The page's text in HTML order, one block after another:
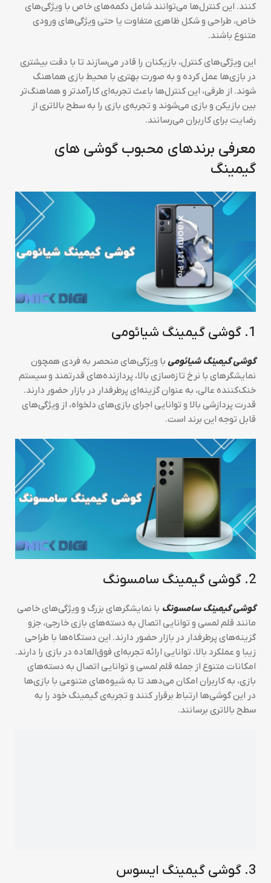
کنند. این کنترل‌ها می‌توانند شامل دکمه‌های خاص با ویژگی‌های
خاص، طراحی و شکل ظاهری متفاوت یا حتی ویژگی‌های ورودی
متنوع باشند.
این ویژگی‌های کنترل، بازیکنان را قادر می‌سازند تا با دقت بیشتری
در بازی‌ها عمل کرده و به صورت بهتری با محیط بازی هماهنگ
شوند. از طرفی، این کنترل‌ها باعث تجربه‌ای کارآمدتر و هماهنگ‌تر
بین بازیکن و بازی می‌شوند و تجربه‌ی بازی را به سطح بالاتری از
رضایت برای کاربران می‌رسانند.
معرفی برندهای محبوب گوشی های
گیمینگ
1. گوشی گیمینگ شیائومی
گوشی گیمینگ شیائومی با ویژگی‌های منحصر به فردی همچون
نمایشگرهای با نرخ تازه‌سازی بالا، پردازنده‌های قدرتمند و سیستم
خنک‌کننده عالی، به عنوان گزینه‌ای پرطرفدار در بازار حضور دارند.
قدرت پردازشی بالا و توانایی اجرای بازی‌های دلخواه، از ویژگی‌های
قابل توجه این برند است.
2. گوشی گیمینگ سامسونگ
گوشی گیمینگ سامسونگ با نمایشگرهای بزرگ و ویژگی‌های خاصی
مانند قلم لمسی و توانایی اتصال به دسته‌های بازی خارجی، جزو
گزینه‌های پرطرفدار در بازار حضور دارند. این دستگاه‌ها با طراحی
زیبا و عملکرد بالا، توانایی ارائه تجربه‌ای فوق‌العاده در بازی را دارند.
امکانات متنوع از جمله قلم لمسی و توانایی اتصال به دسته‌های
بازی، به کاربران امکان می‌دهد تا به شیوه‌های متنوعی با بازی‌ها
در این گوشی‌ها ارتباط برقرار کنند و تجربه‌ی گیمینگ خود را به
سطح بالاتری برسانند.
3. گوشی گیمینگ ایسوس